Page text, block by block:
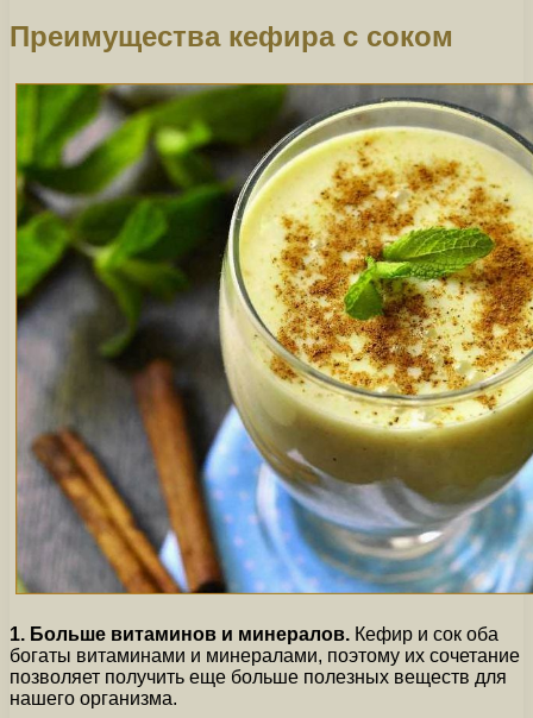
Преимущества кефира с соком
1. Больше витаминов и минералов. Кефир и сок оба
богаты витаминами и минералами, поэтому их сочетание
позволяет получить еще больше полезных веществ для
нашего организма.